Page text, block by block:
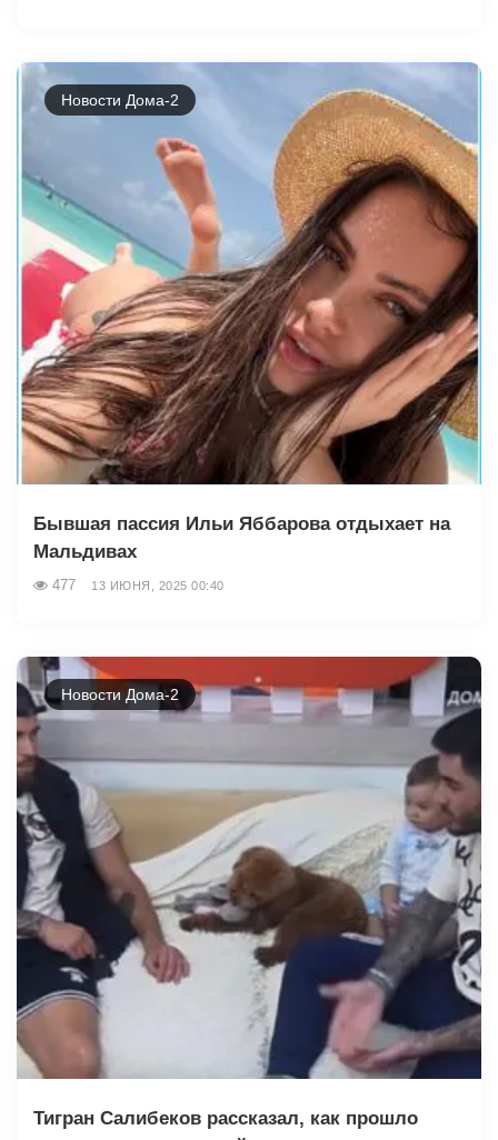
Новости Дома-2
Бывшая пассия Ильи Яббарова отдыхает на
Мальдивах
477 13 ИЮНЯ, 2025 00:40
Новости Дома-2
Тигран Салибеков рассказал, как прошло